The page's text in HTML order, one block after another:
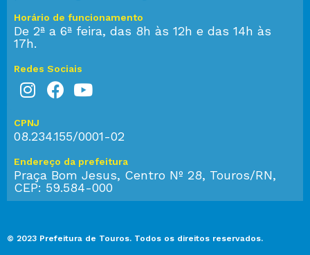
Horário de funcionamento
De 2ª a 6ª feira, das 8h às 12h e das 14h às
17h.
Redes Sociais
CPNJ
08.234.155/0001-02
Endereço da prefeitura
Praça Bom Jesus, Centro Nº 28, Touros/RN,
CEP: 59.584-000
© 2023 Prefeitura de Touros. Todos os direitos reservados.